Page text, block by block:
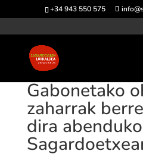
+34 943 550 575
Gabonetako
zaharrak
dira